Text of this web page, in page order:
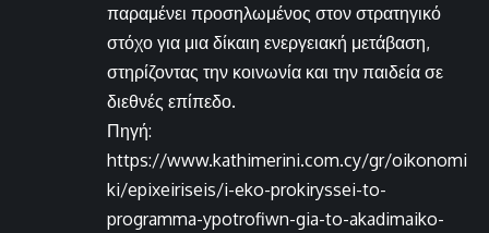
παραμένει προσηλωμένος στον στρατηγικό
στόχο για μια δίκαιη ενεργειακή μετάβαση,
στηρίζοντας την κοινωνία και την παιδεία σε
διεθνές επίπεδο.
Πηγή:
https://www.kathimerini.com.cy/gr/oikonomi
ki/epixeiriseis/i-eko-prokiryssei-to-
programma-ypotrofiwn-gia-to-akadimaiko-